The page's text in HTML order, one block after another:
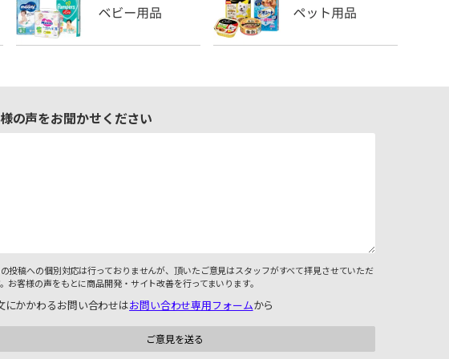
の声をお聞かせください
投稿への個別対応は行っておりませんが、頂いたご意見はスタッフがすべて拝見させていただ
お客様の声をもとに商品開発・サイト改善を行ってまいります。
にかかわるお問い合わせはお問い合わせ専用フォームから